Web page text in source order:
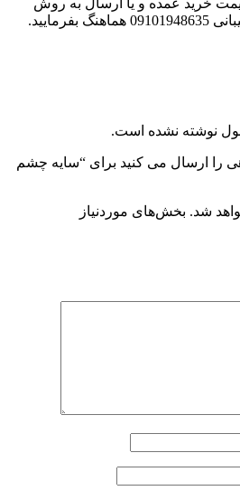
خرید عمده و یا ارسال به روش
نوشته نشده است.
را ارسال می کنید برای “سایه چشم
شد. بخش‌های موردنیاز